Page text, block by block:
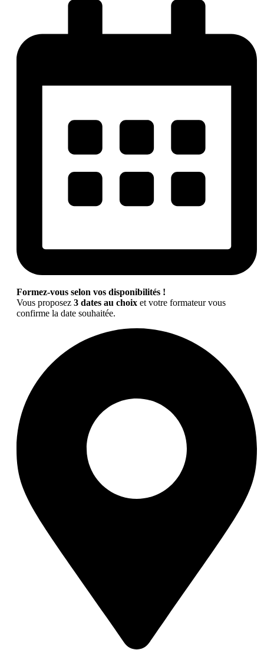
Formez-vous selon vos disponibilités !
Vous proposez 3 dates au choix et votre formateur vous
confirme la date souhaitée.